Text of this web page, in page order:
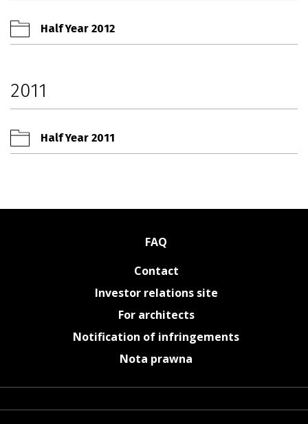
Half Year 2012
2011
Half Year 2011
FAQ
Contact
Investor relations site
For architects
Notification of infringements
Nota prawna